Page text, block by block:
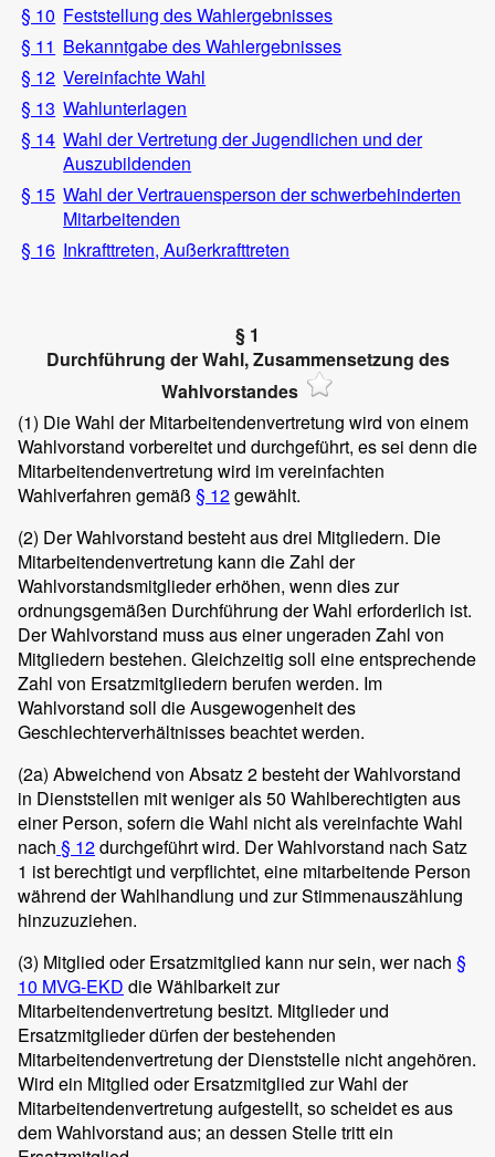
§ 10 Feststellung des Wahlergebnisses
§ 11 Bekanntgabe des Wahlergebnisses
§ 12 Vereinfachte Wahl
§ 13 Wahlunterlagen
§ 14 Wahl der Vertretung der Jugendlichen und der
Auszubildenden
§ 15 Wahl der Vertrauensperson der schwerbehinderten
Mitarbeitenden
§ 16 Inkrafttreten, Außerkrafttreten
§ 1
Durchführung der Wahl, Zusammensetzung des
Wahlvorstandes
(1) Die Wahl der Mitarbeitendenvertretung wird von einem
Wahlvorstand vorbereitet und durchgeführt, es sei denn die
Mitarbeitendenvertretung wird im vereinfachten
Wahlverfahren gemäß § 12gewählt.
(2) Der Wahlvorstand besteht aus drei Mitgliedern. Die
Mitarbeitendenvertretung kann die Zahl der
Wahlvorstandsmitglieder erhöhen, wenn dies zur
ordnungsgemäßen Durchführung der Wahl erforderlich ist.
Der Wahlvorstand muss aus einer ungeraden Zahl von
Mitgliedern bestehen. Gleichzeitig soll eine entsprechende
Zahl von Ersatzmitgliedern berufen werden. Im
Wahlvorstand soll die Ausgewogenheit des
Geschlechterverhältnisses beachtet werden.
(2a) Abweichend von Absatz 2 besteht der Wahlvorstand
in Dienststellen mit weniger als 50 Wahlberechtigten aus
einer Person, sofern die Wahl nicht als vereinfachte Wahl
nach § 12durchgeführt wird. Der Wahlvorstand nach Satz
1 ist berechtigt und verpflichtet, eine mitarbeitende Person
während der Wahlhandlung und zur Stimmenauszählung
hinzuzuziehen.
(3) Mitglied oder Ersatzmitglied kann nur sein, wer nach §
10 MVG-EKD die Wählbarkeit zur
Mitarbeitendenvertretung besitzt. Mitglieder und
Ersatzmitglieder dürfen der bestehenden
Mitarbeitendenvertretung der Dienststelle nicht angehören.
Wird ein Mitglied oder Ersatzmitglied zur Wahl der
Mitarbeitendenvertretung aufgestellt, so scheidet es aus
dem Wahlvorstand aus; an dessen Stelle tritt ein